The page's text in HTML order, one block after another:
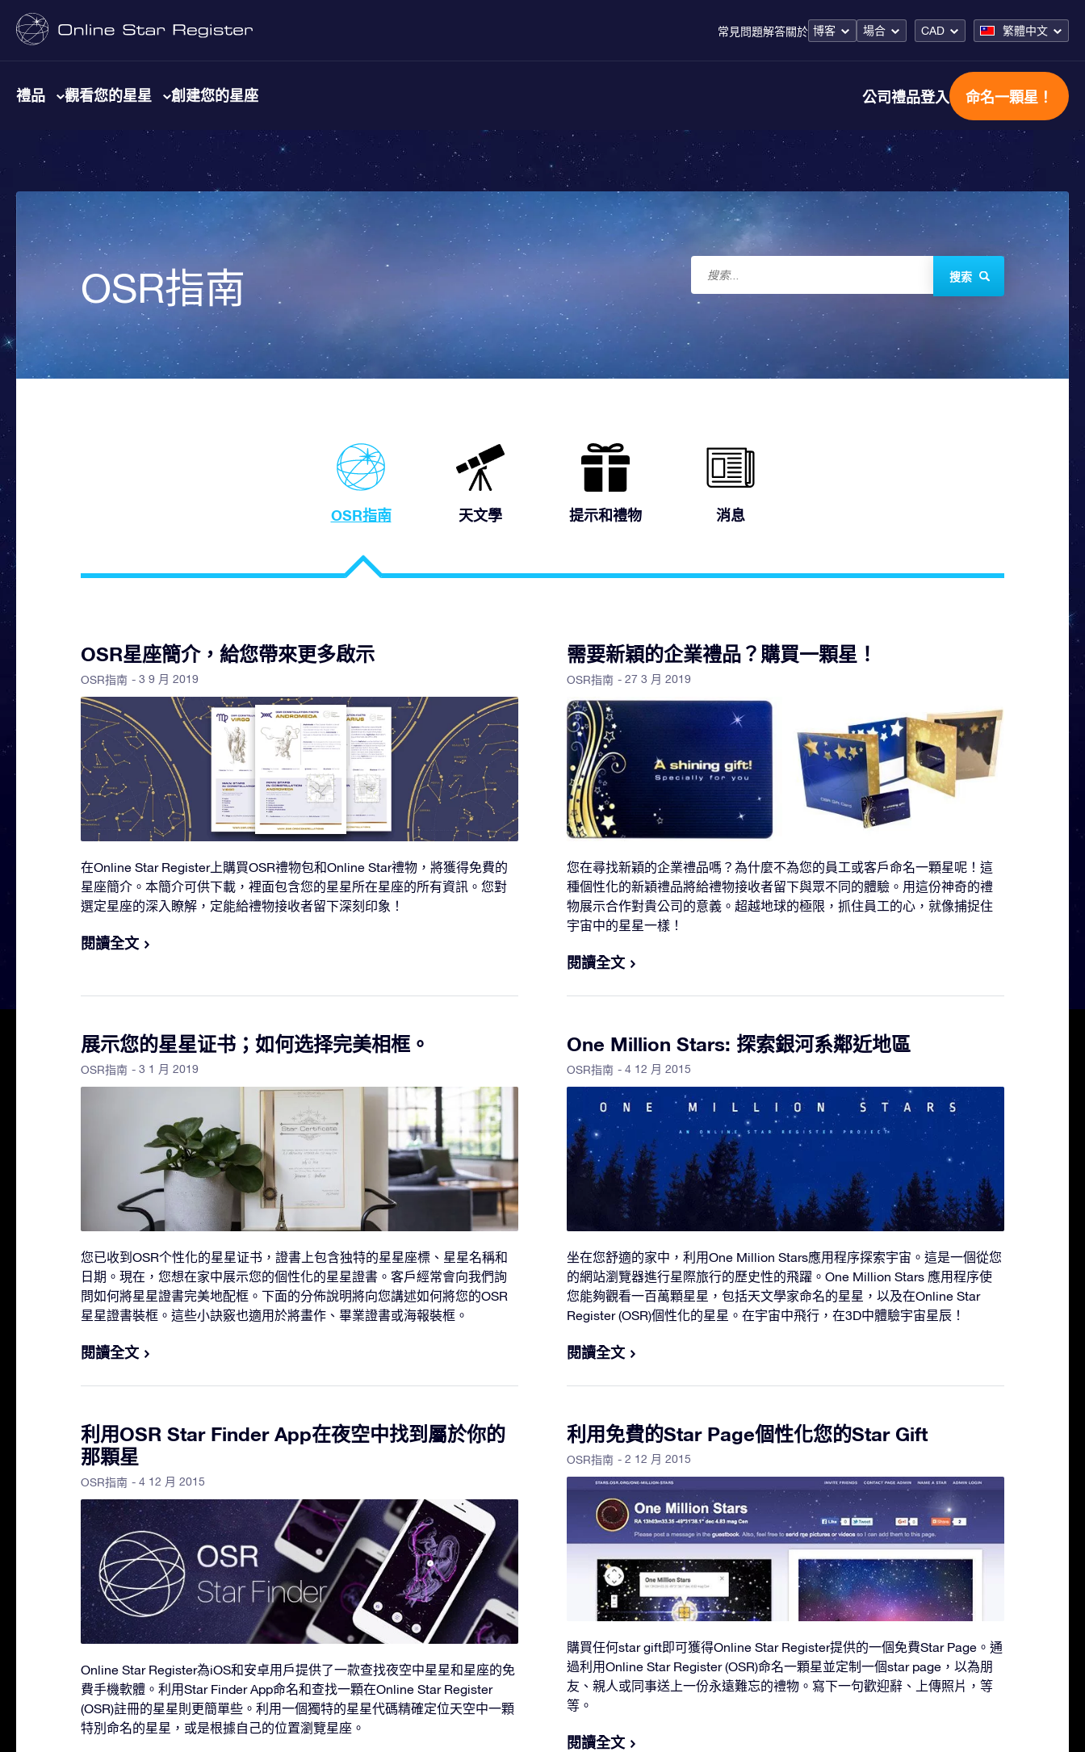
常見問題解答關於 博客 場合 CAD 繁體中文
禮品 觀看您的星星 創建您的星座 公司禮品登入 命名一顆星！
OSR指南 搜索
OSR指南 天文學 提示和禮物 消息
OSR星座簡介，給您帶來更多啟示
OSR指南 - 3 9 月 2019
在Online Star Register上購買OSR禮物包和Online Star禮物，將獲得免費的
星座簡介。本簡介可供下載，裡面包含您的星星所在星座的所有資訊。您對
選定星座的深入瞭解，定能給禮物接收者留下深刻印象！
閱讀全文
需要新穎的企業禮品？購買一顆星！
OSR指南 - 27 3 月 2019
您在尋找新穎的企業禮品嗎？為什麼不為您的員工或客戶命名一顆星呢！這
種個性化的新穎禮品將給禮物接收者留下與眾不同的體驗。用這份神奇的禮
物展示合作對貴公司的意義。超越地球的極限，抓住員工的心，就像捕捉住
宇宙中的星星一樣！
閱讀全文
展示您的星星证书；如何选择完美相框。
OSR指南 - 3 1 月 2019
您已收到OSR个性化的星星证书，證書上包含独特的星星座標、星星名稱和
日期。現在，您想在家中展示您的個性化的星星證書。客戶經常會向我們詢
問如何將星星證書完美地配框。下面的分佈說明將向您講述如何將您的OSR
星星證書裝框。這些小訣竅也適用於將畫作、畢業證書或海報裝框。
閱讀全文
One Million Stars: 探索銀河系鄰近地區
OSR指南 - 4 12 月 2015
坐在您舒適的家中，利用One Million Stars應用程序探索宇宙。這是一個從您
的網站瀏覽器進行星際旅行的歷史性的飛躍。One Million Stars 應用程序使
您能夠觀看一百萬顆星星，包括天文學家命名的星星，以及在Online Star
Register (OSR)個性化的星星。在宇宙中飛行，在3D中體驗宇宙星辰！
閱讀全文
利用OSR Star Finder App在夜空中找到屬於你的
那顆星
OSR指南 - 4 12 月 2015
Online Star Register為iOS和安卓用戶提供了一款查找夜空中星星和星座的免
費手機軟體。利用Star Finder App命名和查找一顆在Online Star Register
(OSR)註冊的星星則更簡單些。利用一個獨特的星星代碼精確定位天空中一顆
特別命名的星星，或是根據自己的位置瀏覽星座。
利用免費的Star Page個性化您的Star Gift
OSR指南 - 2 12 月 2015
購買任何star gift即可獲得Online Star Register提供的一個免費Star Page。通
過利用Online Star Register (OSR)命名一顆星並定制一個star page，以為朋
友、親人或同事送上一份永遠難忘的禮物。寫下一句歡迎辭、上傳照片，等
等。
閱讀全文